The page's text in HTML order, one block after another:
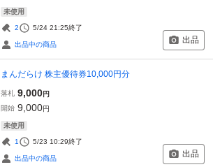
未使用
2 5/24 21:25終了
出品中の商品 出品
まんだらけ 株主優待券10,000円分
落札 9,000円
開始 9,000円
未使用
1 5/23 10:29終了
出品中の商品 出品